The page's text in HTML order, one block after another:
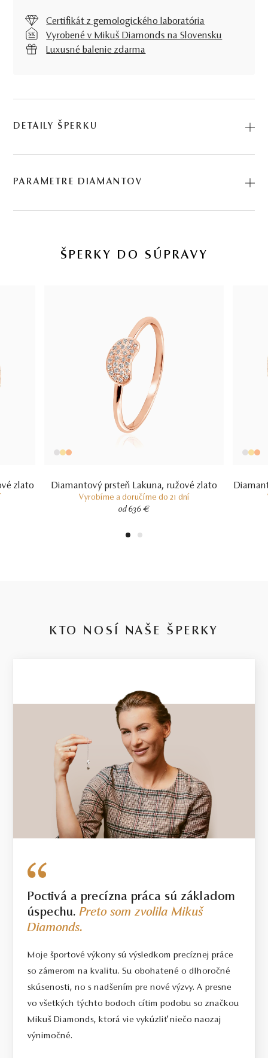
Certifikát z gemologického laboratória
Vyrobené v Mikuš Diamonds na Slovensku
Luxusné balenie zdarma
DETAILY ŠPERKU
použili prírodné materiály: ružové zlato, diamant. Kód:
33 KS DIAMANTOV
RUŽOVÉ ZLATO
2.25 g
VÁHA
PARAMETRE DIAMANTOV
33 ∑ 0,231 ct
ŠPERKY DO SÚPRAVY
zlato Diamantový prsteň Lakuna, ružové zlato
Vyrobíme a doručíme do 21 dní
od 636 €
1 2
KTO NOSÍ NAŠE ŠPERKY
Poctivá a precízna práca sú základom
úspechu.Preto som zvolila Mikuš
Diamonds.
Moje športové výkony sú výsledkom precíznej práce
so zámerom na kvalitu. Su obohatené o dlhoročné
skúsenosti, no s nadšením pre nové výzvy. A presne
vo všetkých týchto bodoch cítim podobu so značkou
Mikuš Diamonds, ktorá vie vykúzliť niečo naozaj
výnimočné.